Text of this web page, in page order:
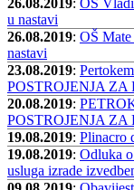
u nastavi
26.08.2019: OŠ
nastavi
23.08.2019:
POSTROJENJA
20.08.2019:
POSTROJENJA
19.08.2019: Plinacro
19.08.2019: Odluka
usluga izrade